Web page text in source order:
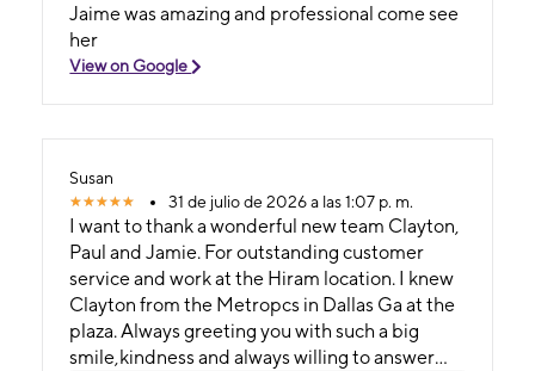
Jaime was amazing and professional come see
her
View on Google
Susan
31 de julio de 2026 a las 1:07 p. m.
I want to thank a wonderful new team Clayton,
Paul and Jamie. For outstanding customer
service and work at the Hiram location. I knew
Clayton from the Metropcs in Dallas Ga at the
plaza. Always greeting you with such a big
smile,kindness and always willing to answer